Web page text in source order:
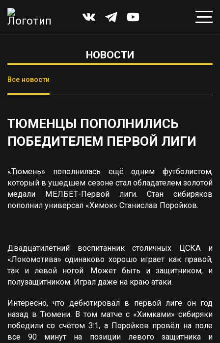
НОВОСТИ
Все новости
ТЮМЕНЦЫ ПОПОЛНИЛИСЬ
ПОБЕДИТЕЛЕМ ПЕРВОЙ ЛИГИ
«Тюмень» пополнилась ещё одним футболистом,
который в ушедшем сезоне стал обладателем золотой
медали МЕЛБЕТ-Первой лиги. Стан сибиряков
пополнил универсал «Химок» Станислав Поройков.
Двадцатилетний воспитанник столичных ЦСКА и
«Локомотива» одинаково хорошо играет как правой,
так и левой ногой. Может быть и защитником, и
полузащитником. Играл даже на краю атаки.
Интересно, что дебютировал в первой лиге он год
назад в Тюмени. В том матче с «Химками» сибиряки
победили со счётом 3:1, а Поройков провёл на поле
все 90 минут на позиции левого защитника и